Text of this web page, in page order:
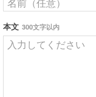
本文 300文字以内